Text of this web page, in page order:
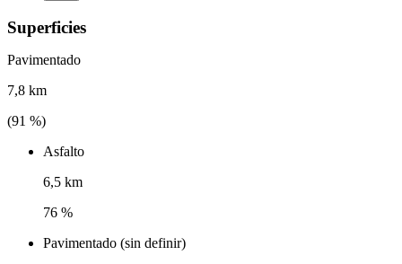
Superficies
Pavimentado
7,8 km
(91 %)
Asfalto
6,5 km
76 %
Pavimentado (sin definir)